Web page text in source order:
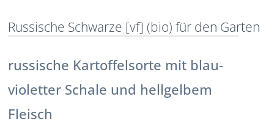
Russische Schwarze [vf] (bio) für den Garten
russische Kartoffelsorte mit blau-
violetter Schale und hellgelbem
Fleisch